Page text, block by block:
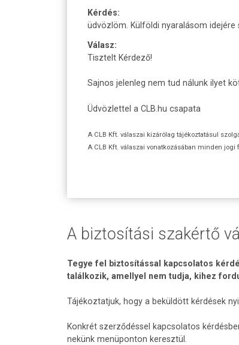
Kérdés:
üdvözlöm. Külföldi nyaralásom
Válasz:
Tisztelt Kérdező!
Sajnos jelenleg nem tud nálunk ilyet
Üdvözlettel a CLB.hu csapata
A CLB Kft. válaszai kizárólag tájékoztatásul
A CLB Kft. válaszai vonatkozásában minden jogi
A biztosítási szakértő
Tegye fel biztosítással kapcsolatos
találkozik, amellyel nem tudja, kihez
Tájékoztatjuk, hogy a beküldött kérdések
Konkrét szerződéssel kapcsolatos
nekünk menüponton keresztül.